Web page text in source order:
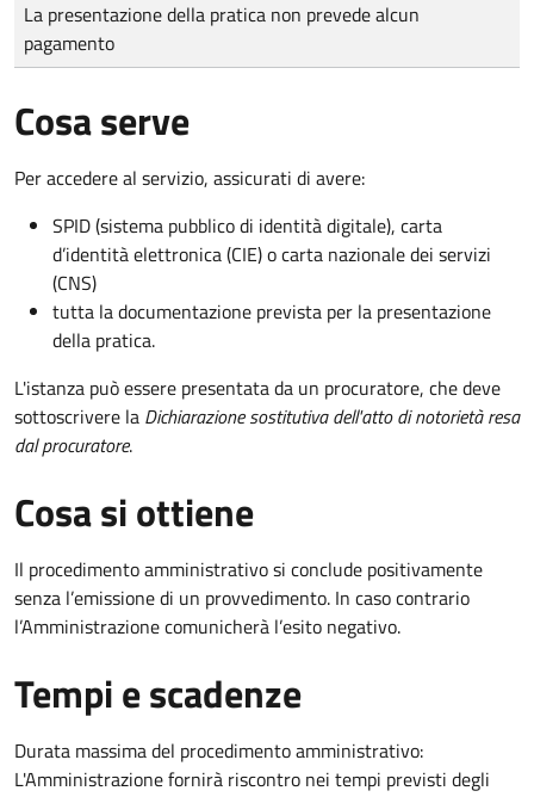
La presentazione della pratica non prevede alcun
pagamento
Cosa serve
Per accedere al servizio, assicurati di avere:
SPID (sistema pubblico di identità digitale), carta
d’identità elettronica (CIE) o carta nazionale dei servizi
(CNS)
tutta la documentazione prevista per la presentazione
della pratica.
L'istanza può essere presentata da un procuratore, che deve
sottoscrivere la Dichiarazione sostitutiva dell'atto di notorietà resa
dal procuratore.
Cosa si ottiene
Il procedimento amministrativo si conclude positivamente
senza l’emissione di un provvedimento. In caso contrario
l’Amministrazione comunicherà l’esito negativo.
Tempi e scadenze
Durata massima del procedimento amministrativo:
L'Amministrazione fornirà riscontro nei tempi previsti degli